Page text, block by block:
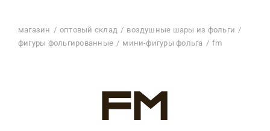
Магазин
Оптовый Магазин
магазин оптовый склад
воздушные шары из фольги
фигуры фольгированные
мини-фигуры фольга fm
FM